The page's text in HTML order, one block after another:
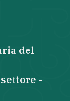
del
-